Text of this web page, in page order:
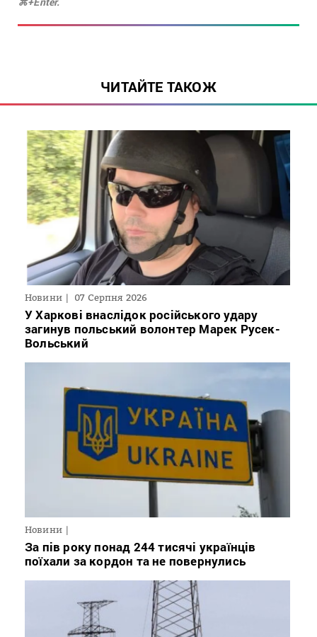
ЧИТАЙТЕ ТАКОЖ
Новини 07 Серпня 2026
У Харкові внаслідок російського удару
загинув польський волонтер Марек Русек-
Вольський
Новини
За пів року понад 244 тисячі українців
поїхали за кордон та не повернулись